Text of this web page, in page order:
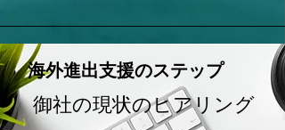
​海外進出支援のステップ
御社の現状のヒアリング